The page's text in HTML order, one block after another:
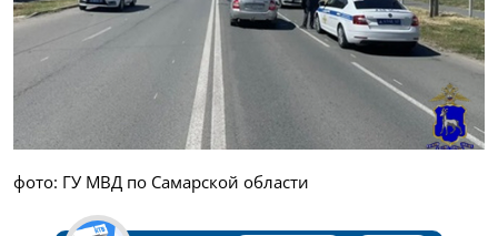
фото: ГУ МВД по Самарской области